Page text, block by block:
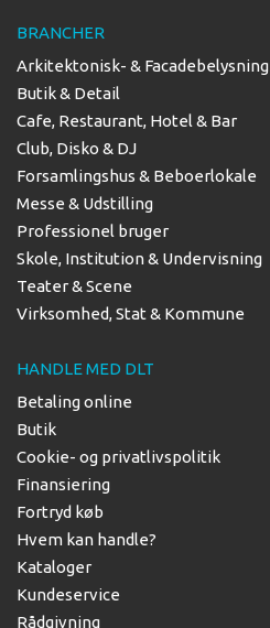
BRANCHER
Arkitektonisk- & Facadebelysning
Butik & Detail
Cafe, Restaurant, Hotel & Bar
Club, Disko & DJ
Forsamlingshus & Beboerlokale
Messe & Udstilling
Professionel bruger
Skole, Institution & Undervisning
Teater & Scene
Virksomhed, Stat & Kommune
HANDLE MED DLT
Betaling online
Butik
Cookie- og privatlivspolitik
Finansiering
Fortryd køb
Hvem kan handle?
Kataloger
Kundeservice
Rådgivning